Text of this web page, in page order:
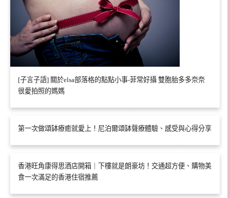
[子言子語] 關於elsa部落格的點點小事-菲常好攝 雙胞胎多多奈奈
很愛拍照的媽媽
第一次做頌缽療癒就愛上！尼泊爾頌缽聲療體驗、感受與心得分享
香港旺角康得思酒店開箱｜下樓就是朗豪坊！交通超方便、購物美
食一次滿足的香港住宿推薦